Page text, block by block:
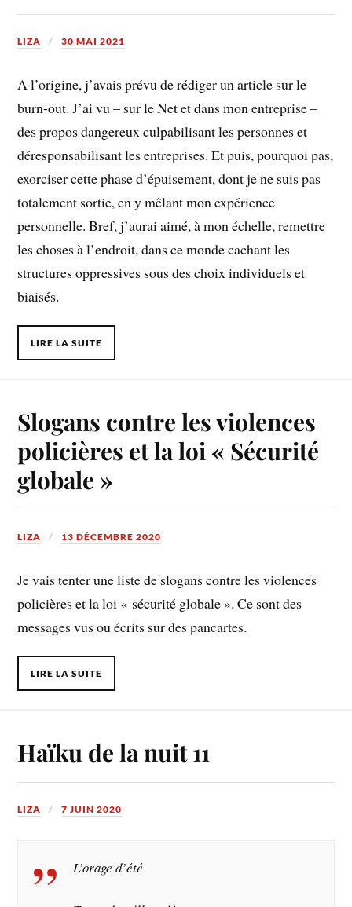
LIZA 30 MAI 2021
A l’origine, j’avais prévu de rédiger un article sur le
burn-out. J’ai vu – sur le Net et dans mon entreprise –
des propos dangereux culpabilisant les personnes et
déresponsabilisant les entreprises. Et puis, pourquoi pas,
exorciser cette phase d’épuisement, dont je ne suis pas
totalement sortie, en y mêlant mon expérience
personnelle. Bref, j’aurai aimé, à mon échelle, remettre
les choses à l’endroit, dans ce monde cachant les
structures oppressives sous des choix individuels et
biaisés.
LIRE LA SUITE
Slogans contre les violences
policières et la loi « Sécurité
globale »
LIZA 13 DÉCEMBRE 2020
Je vais tenter une liste de slogans contre les violences
policières et la loi « sécurité globale ». Ce sont des
messages vus ou écrits sur des pancartes.
LIRE LA SUITE
Haïku de la nuit 11
LIZA 7 JUIN 2020
L’orage d’été